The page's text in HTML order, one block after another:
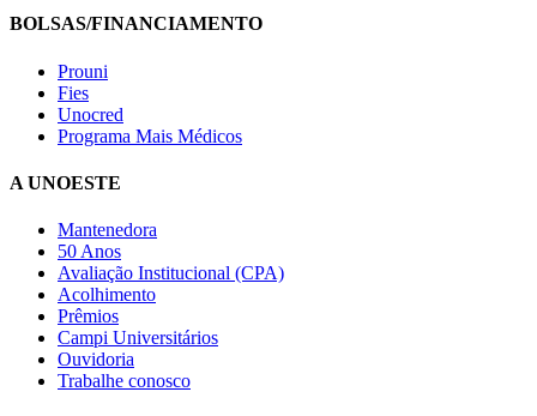
BOLSAS/FINANCIAMENTO
Prouni
Fies
Unocred
Programa Mais Médicos
A UNOESTE
Mantenedora
50 Anos
Avaliação Institucional (CPA)
Acolhimento
Prêmios
Campi Universitários
Ouvidoria
Trabalhe conosco